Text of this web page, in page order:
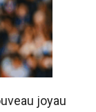
joyau